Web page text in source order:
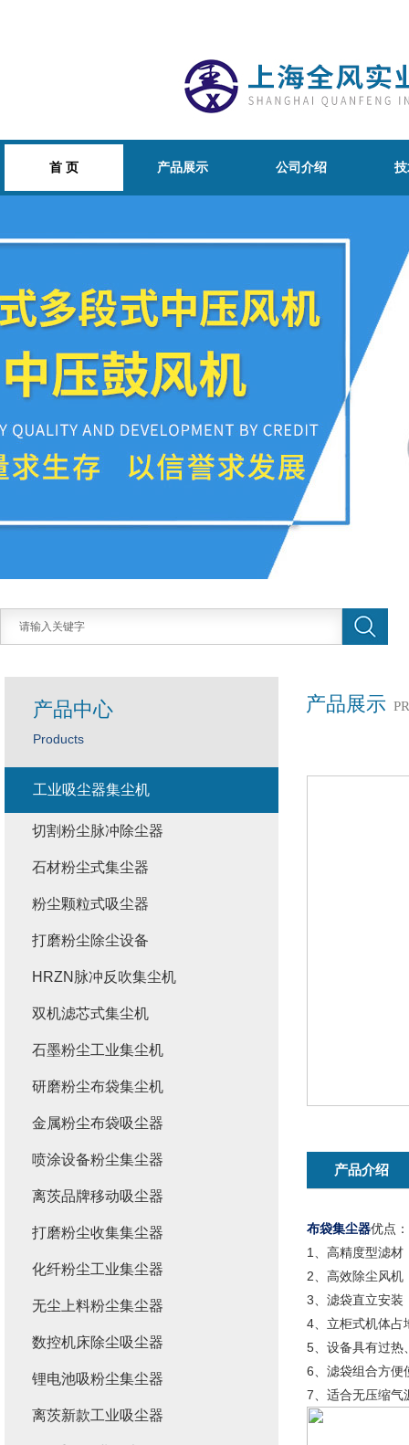
首 页 产品展示 公司介绍
产品展示
产品介绍
布袋集尘器优点：
1、高精度型滤材
2、高效除尘风机
3、滤袋直立安装
4、立柜式机体占
5、设备具有过热
6、滤袋组合方便
7、适合无压缩气
产品中心
Products
工业吸尘器集尘机
切割粉尘脉冲除尘器
石材粉尘式集尘器
粉尘颗粒式吸尘器
打磨粉尘除尘设备
HRZN脉冲反吹集尘机
双机滤芯式集尘机
石墨粉尘工业集尘机
研磨粉尘布袋集尘机
金属粉尘布袋吸尘器
喷涂设备粉尘集尘器
离茨品牌移动吸尘器
打磨粉尘收集集尘器
化纤粉尘工业集尘器
无尘上料粉尘集尘器
数控机床除尘吸尘器
锂电池吸粉尘集尘器
离茨新款工业吸尘器